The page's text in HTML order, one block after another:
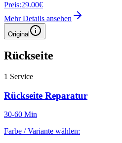
Preis:29.00€
Mehr Details ansehen
Original
Rückseite
1 Service
Rückseite Reparatur
30-60 Min
Farbe / Variante wählen: